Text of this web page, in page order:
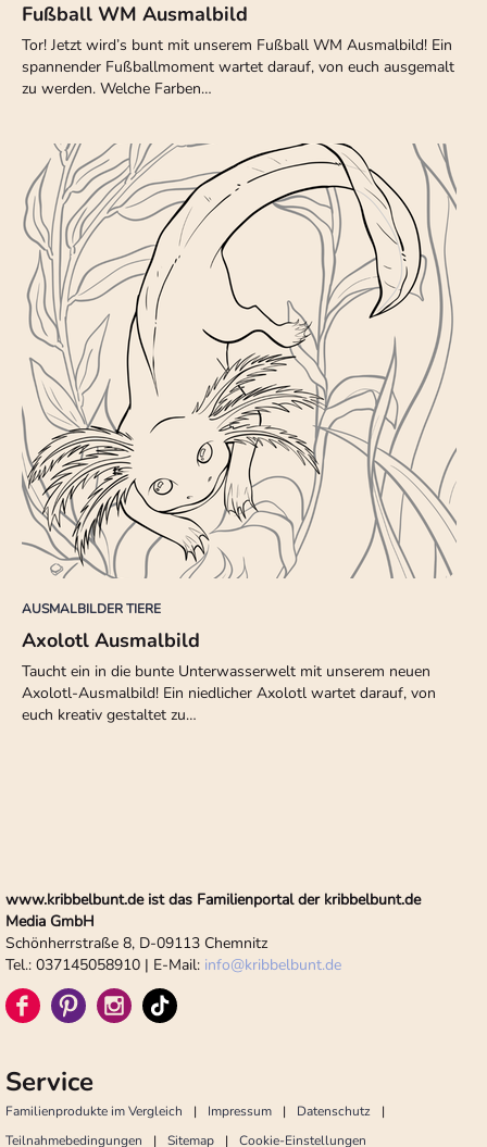
Fußball WM Ausmalbild
Tor! Jetzt wird’s bunt mit unserem Fußball WM Ausmalbild! Ein
spannender Fußballmoment wartet darauf, von euch ausgemalt
zu werden. Welche Farben…
AUSMALBILDER TIERE
Axolotl Ausmalbild
Taucht ein in die bunte Unterwasserwelt mit unserem neuen
Axolotl-Ausmalbild! Ein niedlicher Axolotl wartet darauf, von
euch kreativ gestaltet zu…
www.kribbelbunt.de ist das Familienportal der kribbelbunt.de
Media GmbH
Schönherrstraße 8, D-09113 Chemnitz
Tel.: 037145058910 | E-Mail: info@kribbelbunt.de
Service
Familienprodukte im Vergleich Impressum
Datenschutz
Teilnahmebedingungen
Sitemap Cookie-Einstellungen